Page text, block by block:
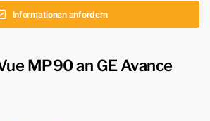
Informationen anfordern
MP90 an GE Avance